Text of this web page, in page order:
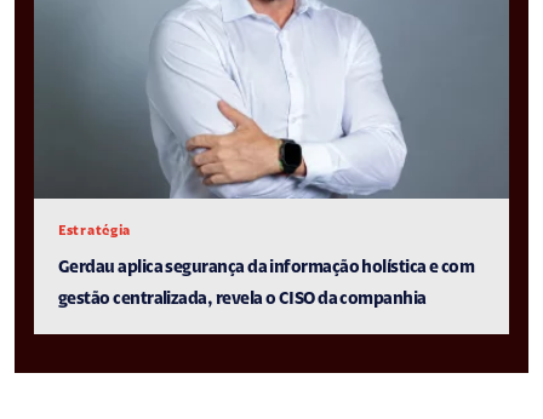
Estratégia
Gerdau aplica segurança da informação holística e com
gestão centralizada, revela o CISO da companhia